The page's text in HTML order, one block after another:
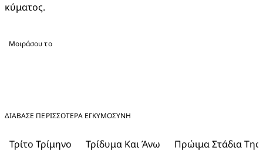
κύματος.
Μοιράσου το
ΔΙΑΒΑΣΕ ΠΕΡΙΣΣΟΤΕΡΑ ΕΓΚΥΜΟΣΎΝΗ
Τρίτο Τρίμηνο Τρίδυμα Και Άνω Πρώιμα Στάδια